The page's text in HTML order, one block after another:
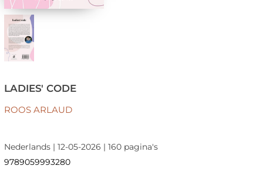
LADIES' CODE
ROOS ARLAUD
Nederlands | 12-05-2026 | 160 pagina's
9789059993280